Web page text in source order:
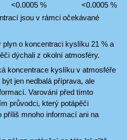
<0.0005 %
<0.0005 %
jsou v rámci očekávané
plyn o koncentraci kyslíku 21 % a
dýchali z okolní atmosféry.
koncentrace kyslíku v atmosféře
jen nedbalá příprava, ale
Varování před tímto
průvodci, který potápěči
příliš mnoho informací ani na